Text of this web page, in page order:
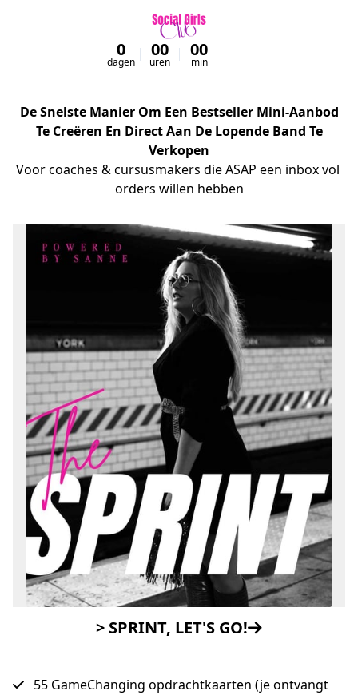
0
dagen
00
uren
00
min
De Snelste Manier Om Een Bestseller Mini-Aanbod
Te Creëren En Direct Aan De Lopende Band Te
Verkopen
Voor coaches & cursusmakers die ASAP een inbox vol
orders willen hebben
> SPRINT, LET'S GO!
55 GameChanging opdrachtkaarten (je ontvangt